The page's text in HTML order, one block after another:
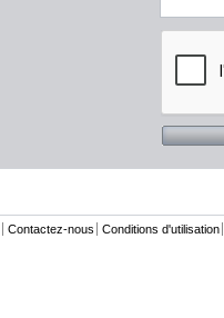
Contactez-nous Conditions d'utilisation